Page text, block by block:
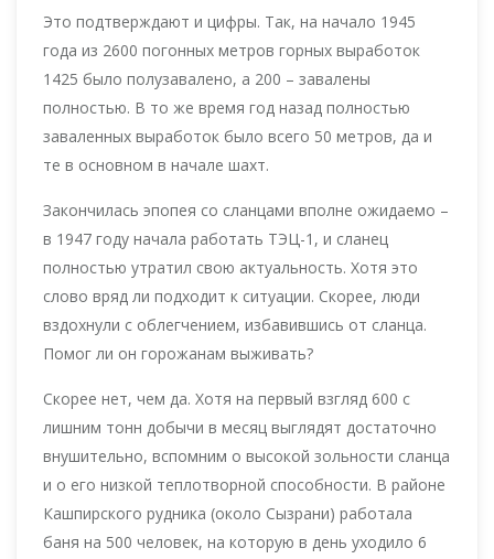
Это подтверждают и цифры. Так, на начало 1945
года из 2600 погонных метров горных выработок
1425 было полузавалено, а 200 – завалены
полностью. В то же время год назад полностью
заваленных выработок было всего 50 метров, да и
те в основном в начале шахт.
Закончилась эпопея со сланцами вполне ожидаемо –
в 1947 году начала работать ТЭЦ-1, и сланец
полностью утратил свою актуальность. Хотя это
слово вряд ли подходит к ситуации. Скорее, люди
вздохнули с облегчением, избавившись от сланца.
Помог ли он горожанам выживать?
Скорее нет, чем да. Хотя на первый взгляд 600 с
лишним тонн добычи в месяц выглядят достаточно
внушительно, вспомним о высокой зольности сланца
и о его низкой теплотворной способности. В районе
Кашпирского рудника (около Сызрани) работала
баня на 500 человек, на которую в день уходило 6